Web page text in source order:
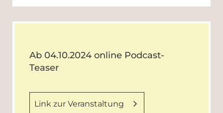
Ab 04.10.2024 online Podcast-
Teaser
Link zur Veranstaltung